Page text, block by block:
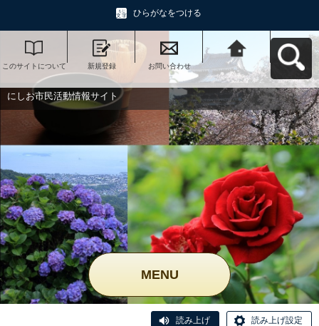
ひらがなをつける
このサイトについて 新規登録 お問い合わせ
にしお市民活動情報
サイトへ戻る
にしお市民活動情報サイト
MENU
読み上げ 読み上げ設定